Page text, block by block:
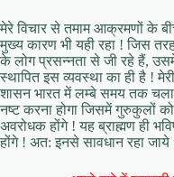
मेरे विचार से तमाम आक्रमणों के
मुख्य कारण भी यही रहा ! जिस
के लोग प्रसन्नता से जी रहे हैं, उसमें
स्थापित इस व्यवस्था का ही है !
शासन भारत में लम्बे समय तक
नष्ट करना होगा जिसमें गुरुकुलों
अवरोधक होंगे ! यह ब्राह्मण ही
होंगे ! अत: इनसे सावधान रहा